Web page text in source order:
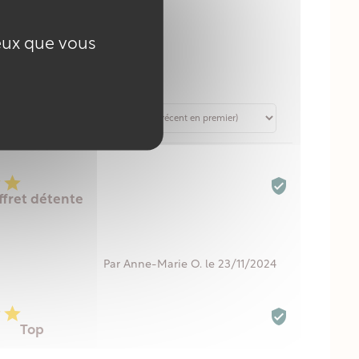
que vous

détente

Par Anne-Marie O. le 23/11/2024

Top
